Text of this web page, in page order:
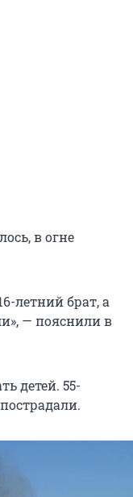
в огне
летний брат, а
— пояснили в
детей. 55-